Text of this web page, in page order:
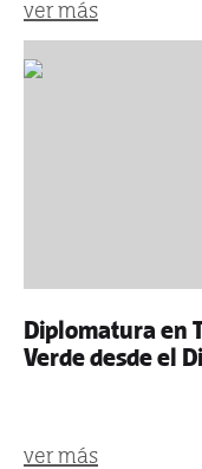
ver más
Diplomatura en
Verde desde el
ver más